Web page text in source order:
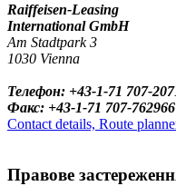
Raiffeisen-Leasing
International GmbH
Am Stadtpark 3
1030 Vienna
Телефон: +43-1-71 707-
Факс: +43-1-71 707-762966
Contact details, Route
Правове